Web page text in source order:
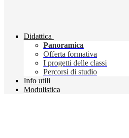
Didattica
Panoramica
Offerta formativa
I progetti delle classi
Percorsi di studio
Info utili
Modulistica